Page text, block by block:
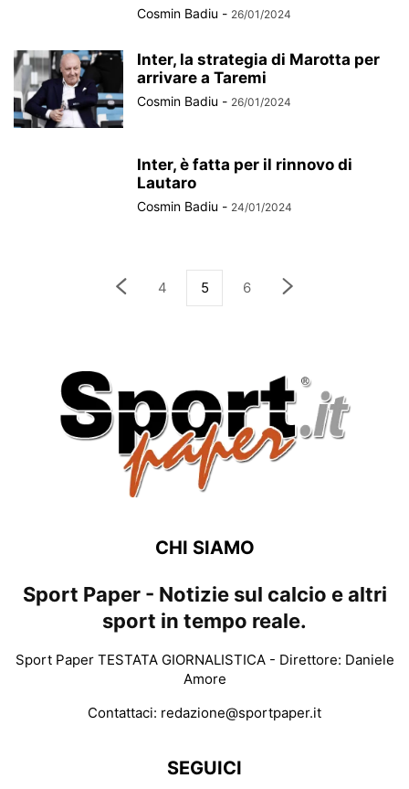
Cosmin Badiu - 26/01/2024
Inter, la strategia di Marotta per
arrivare a Taremi
Cosmin Badiu - 26/01/2024
Inter, è fatta per il rinnovo di
Lautaro
Cosmin Badiu - 24/01/2024
4 5 6
CHI SIAMO
Sport Paper - Notizie sul calcio e altri
sport in tempo reale.
Sport Paper TESTATA GIORNALISTICA - Direttore: Daniele
Amore
Contattaci: redazione@sportpaper.it
SEGUICI